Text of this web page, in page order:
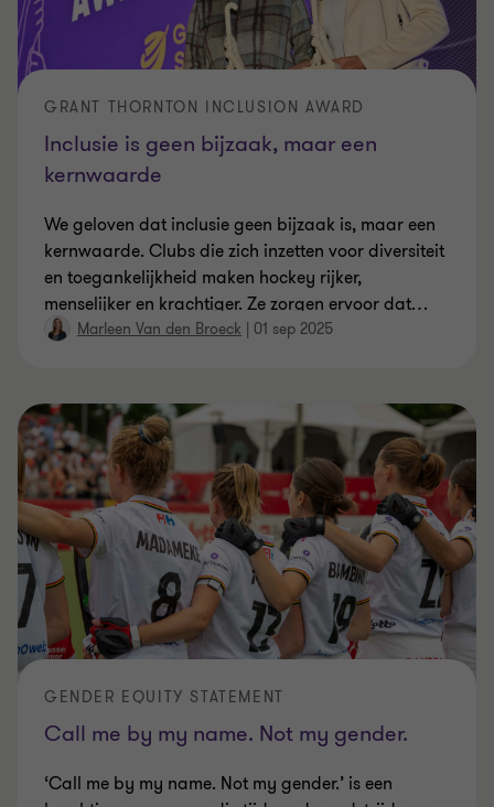
Inclusie is geen bijzaak, maar een
kernwaarde
GRANT THORNTON INCLUSION AWARD
We geloven dat inclusie geen bijzaak is, maar een
kernwaarde. Clubs die zich inzetten voor diversiteit
en toegankelijkheid maken hockey rijker,
menselijker en krachtiger. Ze zorgen ervoor dat…
Marleen Van den Broeck | 01 sep 2025
Call me by my name. Not my gender.
GENDER EQUITY STATEMENT
‘Call me by my name. Not my gender.’ is een